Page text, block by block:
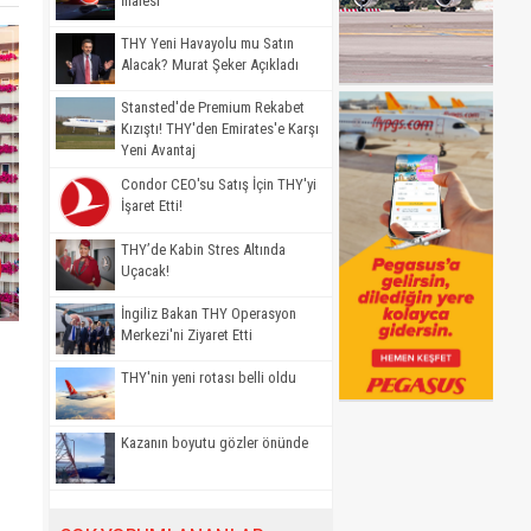
THY Yeni Havayolu mu Satın
Alacak? Murat Şeker Açıkladı
Stansted'de Premium Rekabet
Kızıştı! THY'den Emirates'e Karşı
Yeni Avantaj
Condor CEO'su Satış İçin THY'yi
İşaret Etti!
THY’de Kabin Stres Altında
Uçacak!
İngiliz Bakan THY Operasyon
Merkezi'ni Ziyaret Etti
THY'nin yeni rotası belli oldu
Kazanın boyutu gözler önünde